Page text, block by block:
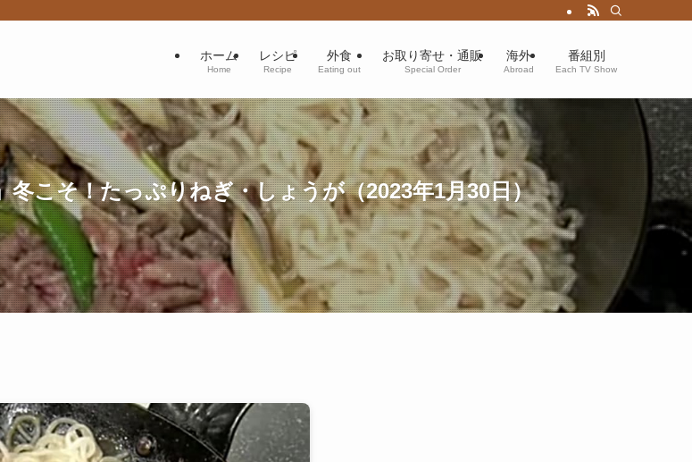
ホーム
Home
レシピ
Recipe
外食
Eating out
お取り寄せ・通販
Special Order
海外
Abroad
番組別
Each TV Show
冬こそ！たっぷりねぎ・しょうが（2023年1月30日）